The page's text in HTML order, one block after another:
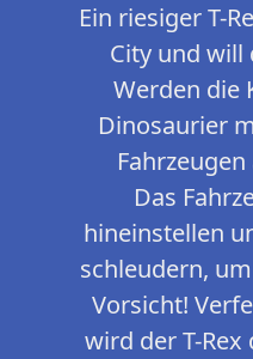
Ein riesiger T-
City und will
Werden die
Dinosaurier
Das
hineinstellen
schleudern,
Vorsicht!
wird der T-